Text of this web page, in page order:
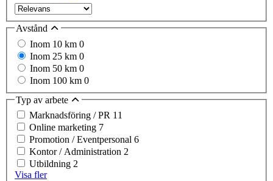
Avstånd
Inom 10 km 0
Inom 25 km 0
Inom 50 km 0
Inom 100 km 0
Typ av arbete
Marknadsföring / PR 11
Online marketing 7
Promotion / Eventpersonal 6
Kontor / Administration 2
Utbildning 2
Visa fler